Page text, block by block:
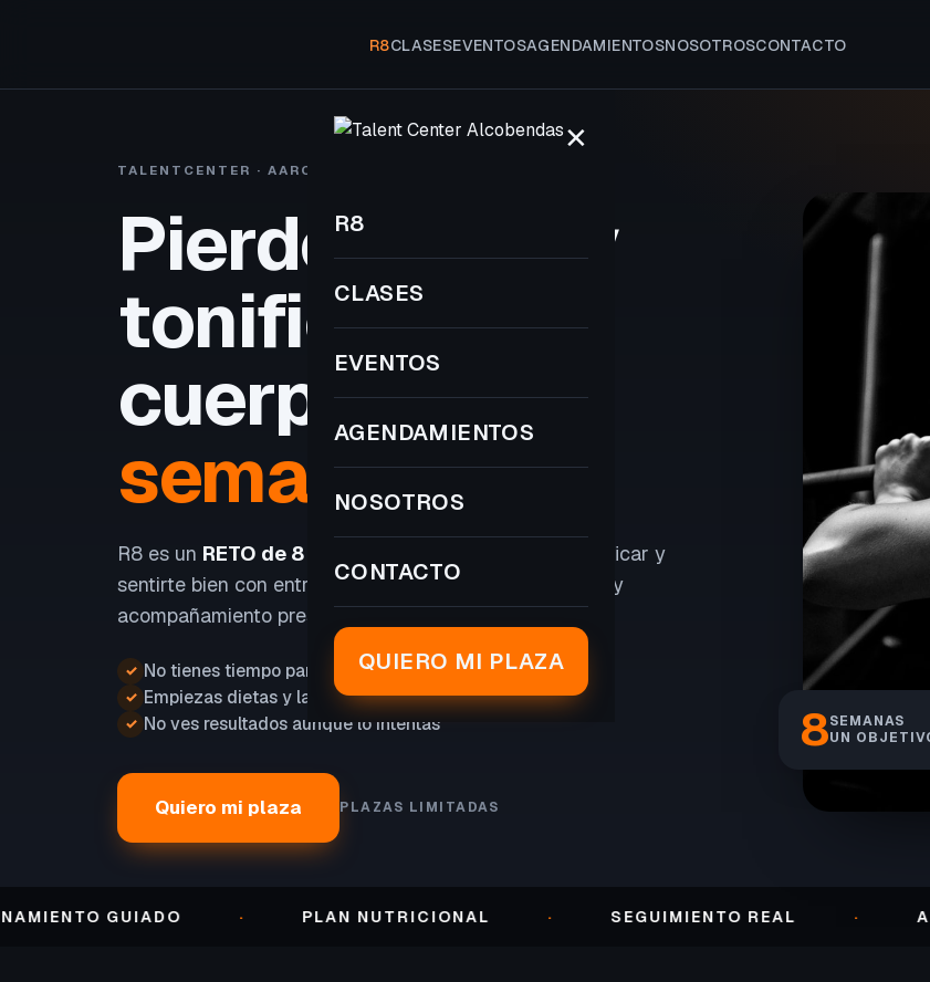
R8CLASESEVENTOSAGENDAMIENTOSNOSOTROSCONTACTO
✕
R8
CLASES
EVENTOS
AGENDAMIENTOS
NOSOTROS
CONTACTO
QUIERO MI PLAZA
TALENTCENTER · AARON VIVANCOS
Pierde grasa y
tonifica tu
cuerpoen 8
semanas.
R8 es un RETO de 8 SEMANAS
para perder peso, tonificar y
sentirte bien con entrenamiento, nutrición, seguimiento y
acompañamiento presencial.
✓ No tienes tiempo para entrenar
✓ Empiezas dietas y las abandonas
✓ No ves resultados aunque lo intentas
Quiero mi plaza PLAZAS LIMITADAS
8SEMANAS
UN
GUIADO · PLAN NUTRICIONAL · SEGUIMIENTO REAL ·